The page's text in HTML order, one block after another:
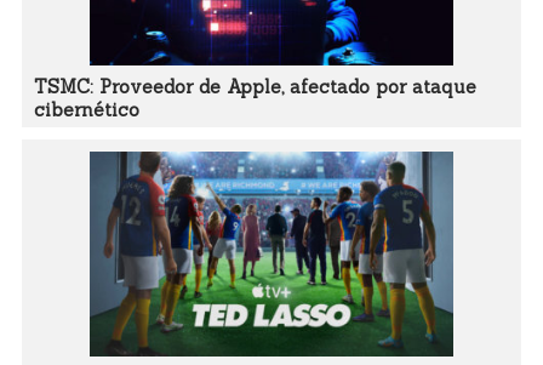
TSMC: Proveedor de Apple, afectado por ataque
cibernético